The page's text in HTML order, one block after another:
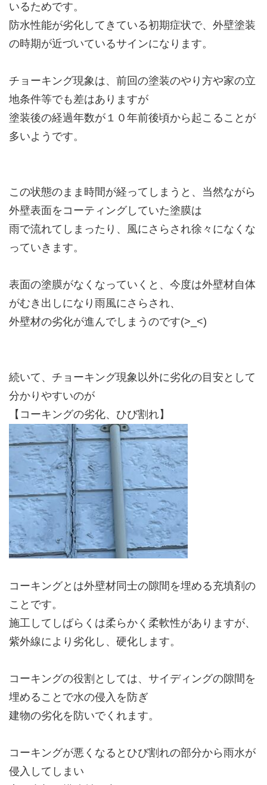
いるためです。
防水性能が劣化してきている初期症状で、外壁塗装
の時期が近づいているサインになります。
チョーキング現象は、前回の塗装のやり方や家の立
地条件等でも差はありますが
塗装後の経過年数が１０年前後頃から起こることが
多いようです。
この状態のまま時間が経ってしまうと、当然ながら
外壁表面をコーティングしていた塗膜は
雨で流れてしまったり、風にさらされ徐々になくな
っていきます。
表面の塗膜がなくなっていくと、今度は外壁材自体
がむき出しになり雨風にさらされ、
外壁材の劣化が進んでしまうのです(>_<)
続いて、チョーキング現象以外に劣化の目安として
分かりやすいのが
【コーキングの劣化、ひび割れ】
コーキングとは外壁材同士の隙間を埋める充填剤の
ことです。
施工してしばらくは柔らかく柔軟性がありますが、
紫外線により劣化し、硬化します。
コーキングの役割としては、サイディングの隙間を
埋めることで水の侵入を防ぎ
建物の劣化を防いでくれます。
コーキングが悪くなるとひび割れの部分から雨水が
侵入してしまい